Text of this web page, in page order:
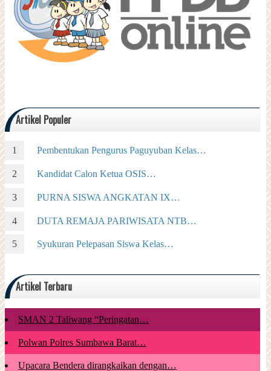
Artikel Populer
Pembentukan Pengurus Paguyuban Kelas…
Kandidat Calon Ketua OSIS…
PURNA SISWA ANGKATAN IX…
DUTA REMAJA PARIWISATA NTB…
Syukuran Pelepasan Siswa Kelas…
Artikel Terbaru
SMAN 2 Taliwang “Peringatan…
Polwan Polres Sumbawa Barat…
Upacara Bendera dirangkaikan dengan…